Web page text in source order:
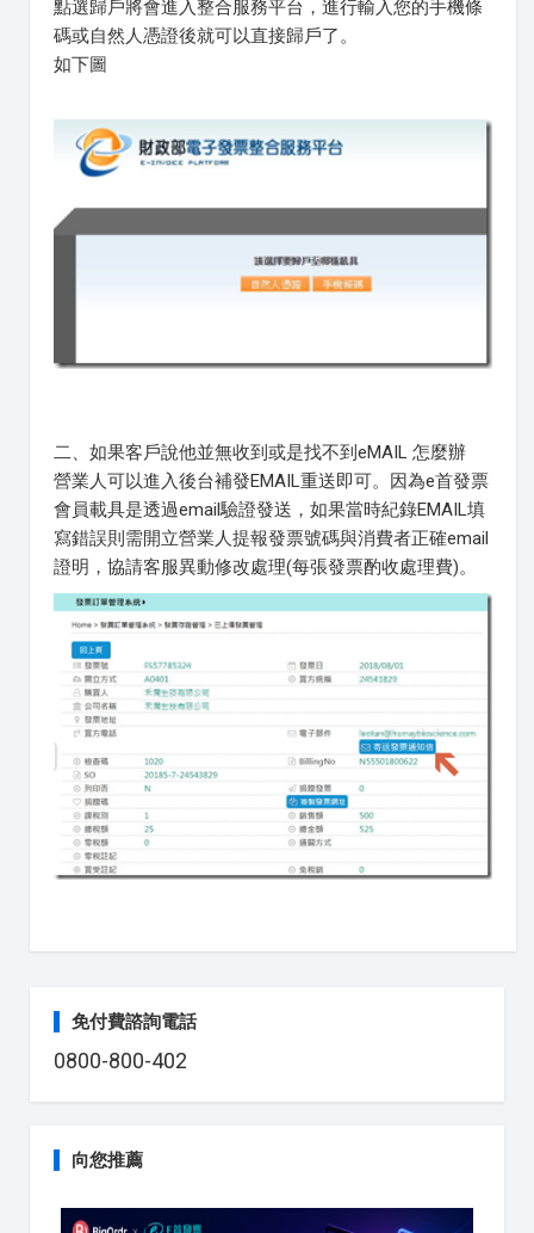
點選歸戶將會進入整合服務平台，進行輸入您的手機條
碼或自然人憑證後就可以直接歸戶了。
如下圖
二、如果客戶說他並無收到或是找不到eMAIL 怎麼辦
營業人可以進入後台補發EMAIL重送即可。因為e首發票
會員載具是透過email驗證發送，如果當時紀錄EMAIL填
寫錯誤則需開立營業人提報發票號碼與消費者正確email
證明，協請客服異動修改處理(每張發票酌收處理費)。
免付費諮詢電話
0800-800-402
向您推薦